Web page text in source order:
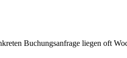
Buchungsanfrage liegen oft